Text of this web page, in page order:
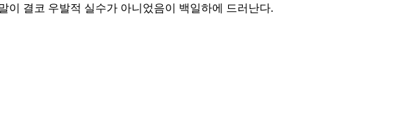
이 결코 우발적 실수가 아니었음이 백일하에 드러난다.